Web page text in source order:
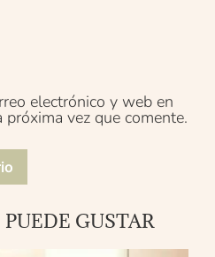
electrónico y web en
vez que comente.
GUSTAR